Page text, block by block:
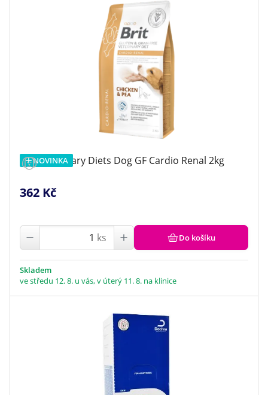
NOVINKA
Brit Veterinary Diets Dog GF Cardio Renal 2kg
362 Kč
ks Do košíku
Skladem
ve středu 12. 8. u vás, v úterý 11. 8. na klinice